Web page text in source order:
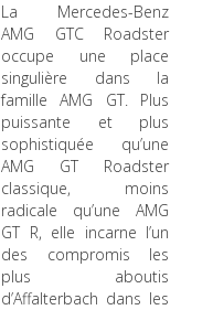
La Mercedes-Benz
AMG GTC Roadster
occupe une place
singulière dans la
famille AMG GT. Plus
puissante et plus
sophistiquée qu’une
AMG GT Roadster
classique, moins
radicale qu’une AMG
GT R, elle incarne l’un
des compromis les
plus aboutis
d’Affalterbach dans les